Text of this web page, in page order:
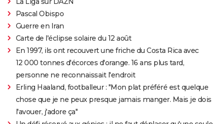
Pascal Obispo
Guerre en Iran
Carte de l'éclipse solaire du 12 août
En 1997, ils ont recouvert une friche du Costa Rica avec
12 000 tonnes d'écorces d'orange. 16 ans plus tard,
personne ne reconnaissait l'endroit
Erling Haaland, footballeur : "Mon plat préféré est quelque
chose que je ne peux presque jamais manger. Mais je dois
l'avouer, j'adore ça"